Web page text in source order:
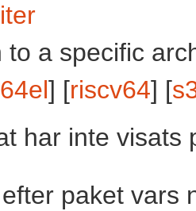
to a specific
] [riscv64] [
har inte visats
paket vars